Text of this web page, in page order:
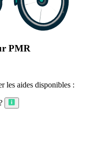
PMR
les aides disponibles :